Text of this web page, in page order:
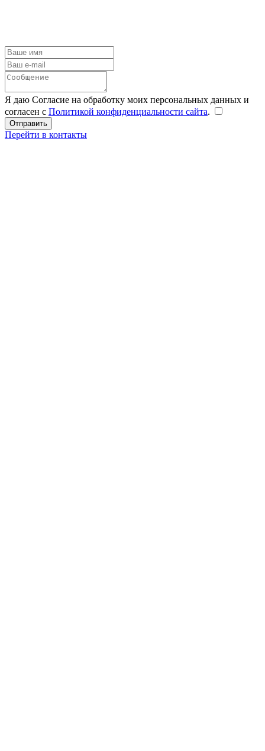
Я даю Согласие на обработку моих персональных данных и
согласен с Политикой конфиденциальности сайта.
Перейти в контакты